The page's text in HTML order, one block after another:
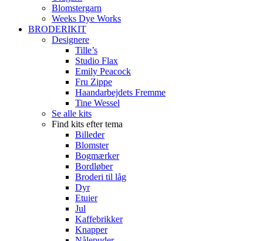
Blomstergarn
Weeks Dye Works
BRODERIKIT
Designere
Tille’s
Studio Flax
Emily Peacock
Fru Zippe
Haandarbejdets Fremme
Tine Wessel
Se alle kits
Find kits efter tema
Billeder
Blomster
Bogmærker
Bordløber
Broderi til låg
Dyr
Etuier
Jul
Kaffebrikker
Knapper